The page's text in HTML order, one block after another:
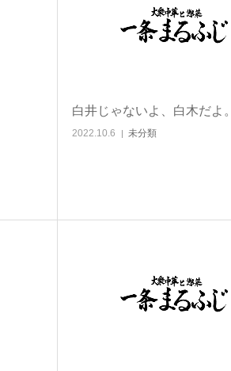
白井じゃないよ、白木だよ。
2022.10.6 未分類